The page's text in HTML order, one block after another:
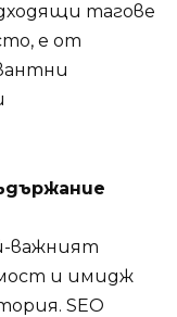
тагове
е от
важният
и имидж
SEO